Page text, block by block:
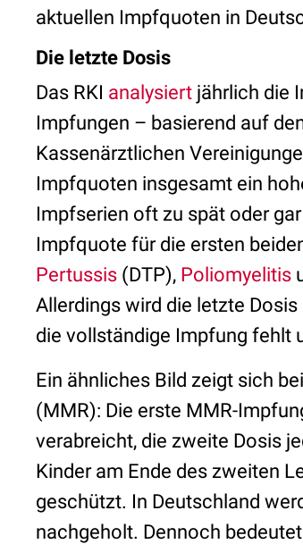
aktuellen Impfquoten in
Die letzte Dosis
Das RKI analysiert jährlich die
Impfungen – basierend auf
Kassenärztlichen
Impfquoten insgesamt ein
Impfserien oft zu spät oder
Impfquote für die ersten
Pertussis (DTP), Poliomyelitis
Allerdings wird die letzte
die vollständige Impfung fehlt
Ein ähnliches Bild zeigt sich
(MMR): Die erste MMR-
verabreicht, die zweite Dosis
Kinder am Ende des zweiten
geschützt. In Deutschland
nachgeholt. Dennoch